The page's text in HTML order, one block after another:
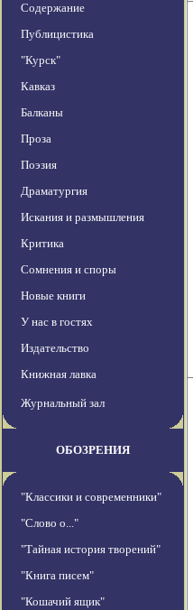
Содержание
Публицистика
"Курск"
Кавказ
Балканы
Проза
Поэзия
Драматургия
Искания и размышления
Критика
Сомнения и споры
Новые книги
У нас в гостях
Издательство
Книжная лавка
Журнальный зал
ОБОЗРЕНИЯ
"Классики и современники"
"Слово о..."
"Тайная история творений"
"Книга писем"
"Кошачий ящик"